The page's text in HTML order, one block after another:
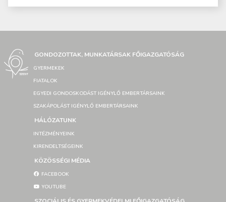
GONDOZOTTAK, MUNKATÁRSAK FŐIGAZGATÓSÁG
GYERMEKEK
FIATALOK
EGYEDI GONDOSKODÁST IGÉNYLŐ EMBERTÁRSAINK
SZAKÁPOLÁST IGÉNYLŐ EMBERTÁRSAINK
HÁLÓZATUNK
INTÉZMÉNYEINK
KIRENDELTSÉGEINK
KÖZÖSSÉGI MÉDIA
FACEBOOK
YOUTUBE